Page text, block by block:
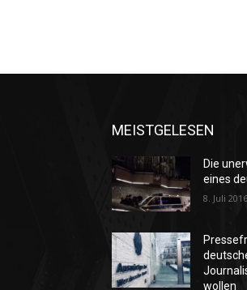
MEISTGELESEN
Die
eines
8. Juli 2016
wollen